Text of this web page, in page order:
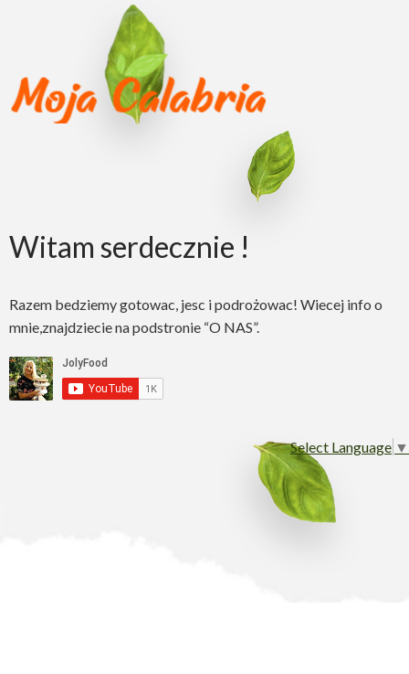
Witam serdecznie !
Razem bedziemy gotowac, jesc i podrożowac! Wiecej info o
mnie,znajdziecie na podstronie “O NAS”.
Select Language ▼